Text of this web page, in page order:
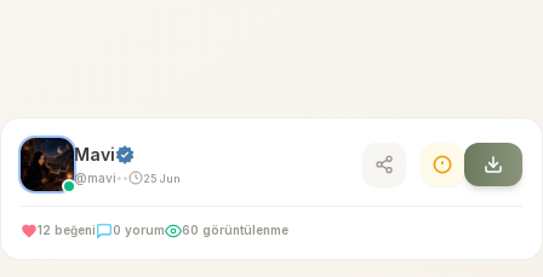
Mavi
@mavi • • 25 Jun
12 beğeni 0 yorum 60 görüntülenme